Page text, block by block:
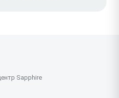
Sapphire